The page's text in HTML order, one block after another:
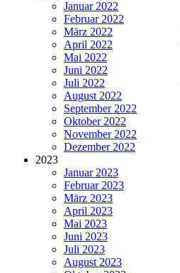
Januar 2022
Februar 2022
März 2022
April 2022
Mai 2022
Juni 2022
Juli 2022
August 2022
September 2022
Oktober 2022
November 2022
Dezember 2022
2023
Januar 2023
Februar 2023
März 2023
April 2023
Mai 2023
Juni 2023
Juli 2023
August 2023